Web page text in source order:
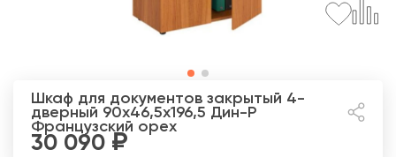
Шкаф для документов закрытый 4-
дверный 90x46,5x196,5 Дин-Р
Французский орех
30 090